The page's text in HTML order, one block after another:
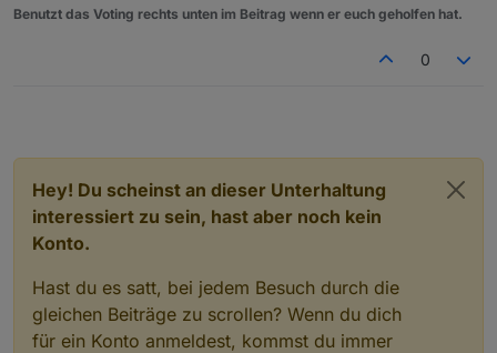
Benutzt das Voting rechts unten im Beitrag wenn er euch geholfen hat.
0
Hey! Du scheinst an dieser Unterhaltung
interessiert zu sein, hast aber noch kein
Konto.
Hast du es satt, bei jedem Besuch durch die
gleichen Beiträge zu scrollen? Wenn du dich
für ein Konto anmeldest, kommst du immer